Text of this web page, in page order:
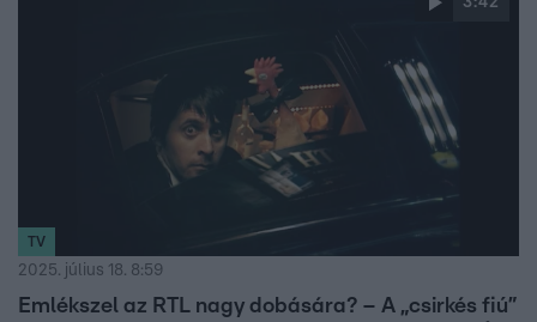
TV
2025. július 18. 8:59
Emlékszel az RTL nagy dobására? – A „csirkés fiú”